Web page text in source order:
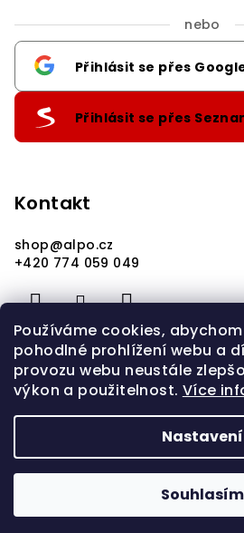
Používáme cookies,
pohodlné prohlížení webu a
provozu webu neustále
výkon a použitelnost. Více
Nastavení
Souhlasím
nebo
Přihlásit se přes
Přihlásit se přes
Kontakt
shop@alpo.cz
+420 774 059 049
Vytvořil